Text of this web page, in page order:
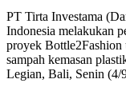
PT Tirta Investama
Indonesia melakukan
proyek Bottle2Fashion
sampah kemasan
Legian, Bali, Senin (4/